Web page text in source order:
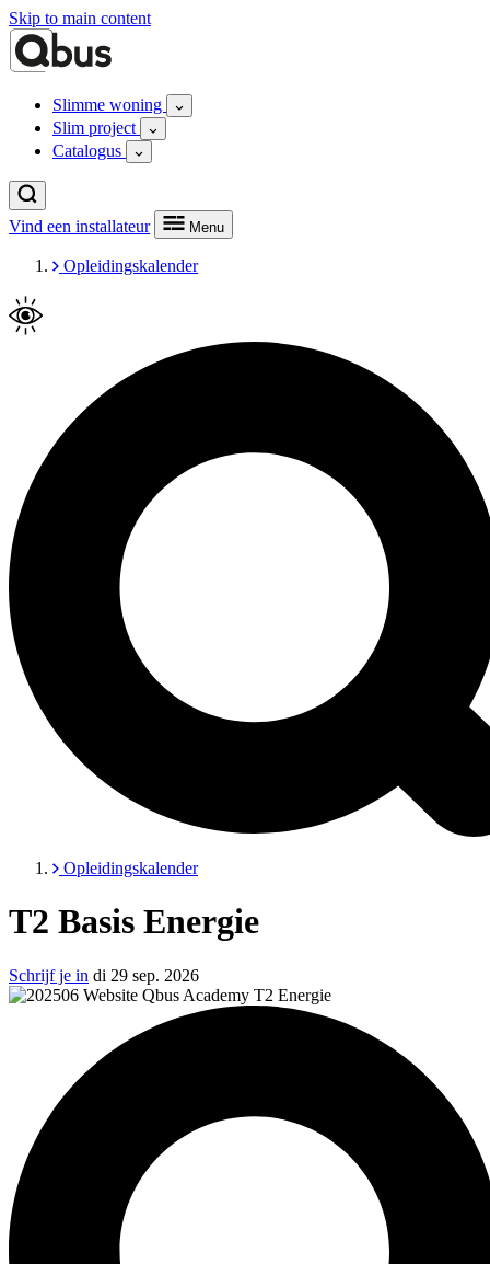
Skip to main content
Slimme woning
Slim project
Catalogus
Vind een installateur Menu
Opleidingskalender
Opleidingskalender
T2 Basis Energie
Schrijf je in di 29 sep. 2026